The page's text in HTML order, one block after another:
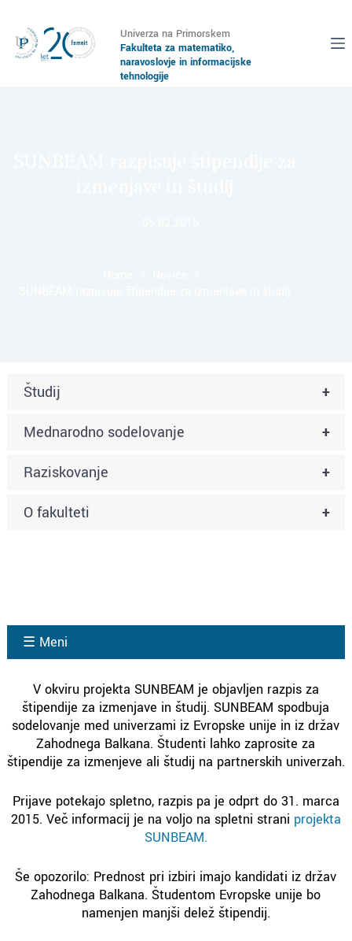
Univerza na Primorskem
Fakulteta za matematiko,
naravoslovje in informacijske
tehnologije
☰ Meni
V okviru projekta SUNBEAM je objavljen razpis za
štipendije za izmenjave in študij. SUNBEAM spodbuja
sodelovanje med univerzami iz Evropske unije in iz držav
Zahodnega Balkana. Študenti lahko zaprosite za
štipendije za izmenjeve ali študij na partnerskih univerzah.
Prijave potekajo spletno, razpis pa je odprt do 31. marca
2015. Več informacij je na voljo na spletni strani projekta
SUNBEAM.
Še opozorilo: Prednost pri izbiri imajo kandidati iz držav
Zahodnega Balkana. Študentom Evropske unije bo
namenjen manjši delež štipendij.
+
Študij
+
Mednarodno sodelovanje
+
Raziskovanje
+
O fakulteti